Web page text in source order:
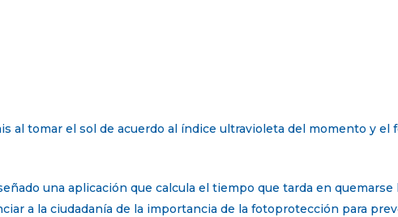
al tomar el sol de acuerdo al índice ultravioleta del momento y el
una aplicación que calcula el tiempo que tarda en quemarse
a la ciudadanía de la importancia de la fotoprotección para